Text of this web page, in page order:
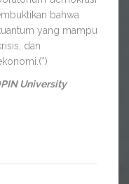
bahwa
yang mampu
dan
University